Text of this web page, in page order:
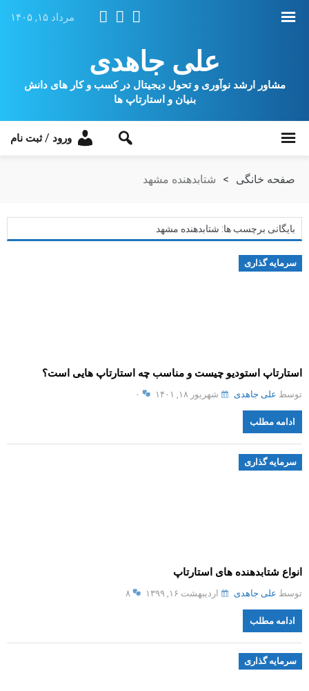
مرداد ۱۵, ۱۴۰۵
علی جاهدی
مشاور ارشد نوآوری و تحول دیجیتال در کسب و کار های دانش
بنیان و استارتاپ ها
ورود /ثبت نام
صفحه خانگی > شتابدهنده مشهد
بایگانی برچسب ها: شتابدهنده مشهد
سرمایه گذاری
استارتاپ استودیو چیست و مناسب چه استارتاپ هایی است؟
توسط علی جاهدی شهریور ۱۸, ۱۴۰۱ ۰
ادامه مطلب
سرمایه گذاری
انواع شتابدهنده های استارتاپ
توسط علی جاهدی اردیبهشت ۱۶, ۱۳۹۹ ۸
ادامه مطلب
سرمایه گذاری